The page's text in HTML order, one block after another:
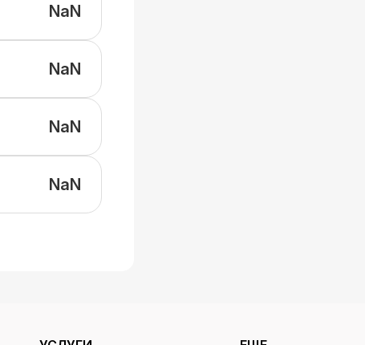
NaN
NaN
NaN
NaN